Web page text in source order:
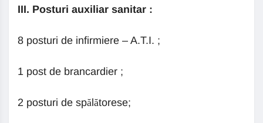
III. Posturi auxiliar sanitar :
8 posturi de infirmiere – A.T.I. ;
1 post de brancardier ;
2 posturi de spălătorese;